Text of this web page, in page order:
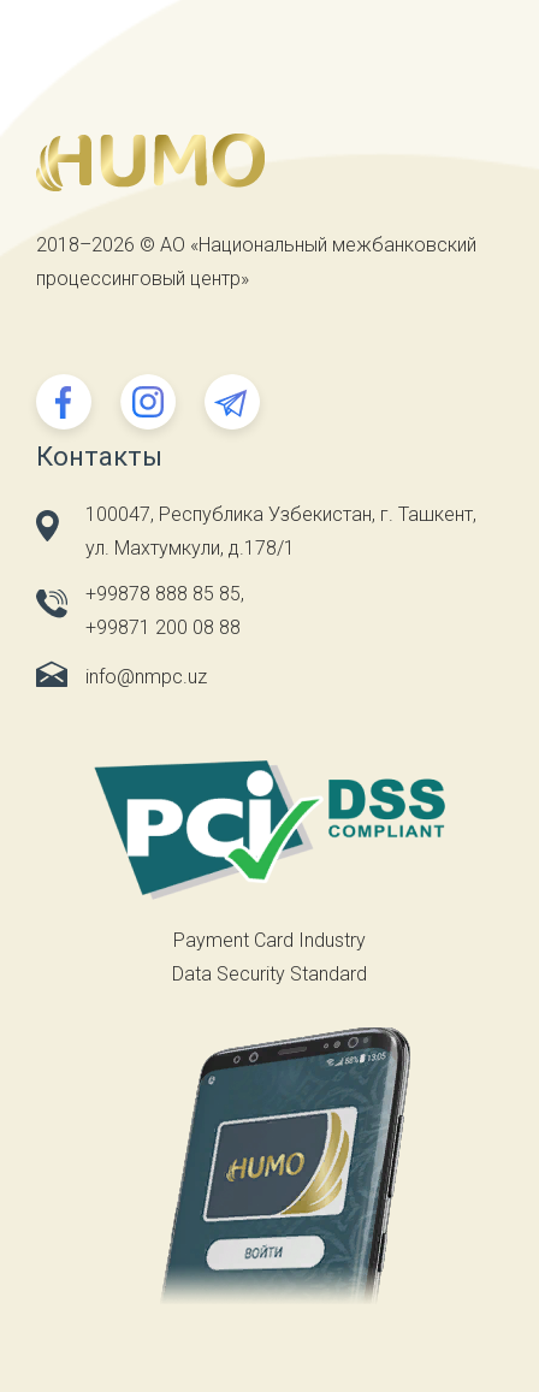
2018–2026 © АО «Национальный межбанковский
процессинговый центр»
Контакты
100047, Республика Узбекистан, г. Ташкент,
ул. Махтумкули, д.178/1
+99878 888 85 85,
+99871 200 08 88
info@nmpc.uz
Payment Card Industry
Data Security Standard